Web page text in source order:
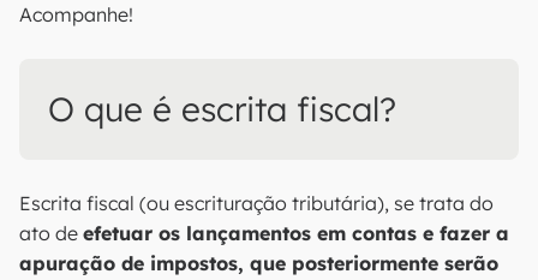
Acompanhe!
O que é escrita fiscal?
Escrita fiscal (ou escrituração tributária), se trata do
ato de efetuar os lançamentos em contas e fazer a
apuração de impostos, que posteriormente serão